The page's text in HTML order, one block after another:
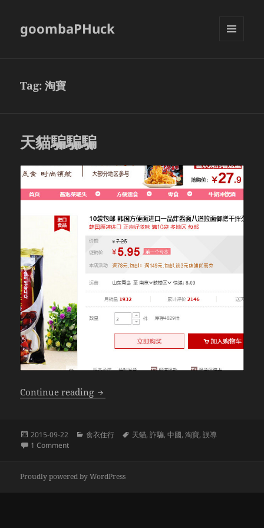
goombaPHuck
Tag:淘寶
天貓騙騙騙
Continue reading 天貓騙騙騙
Posted
on
2015-09-22 Categories
食衣住行 Tags
天貓,詐騙,中國,淘寶,誤導
1 Commenton 天貓騙騙騙
Proudly powered by WordPress